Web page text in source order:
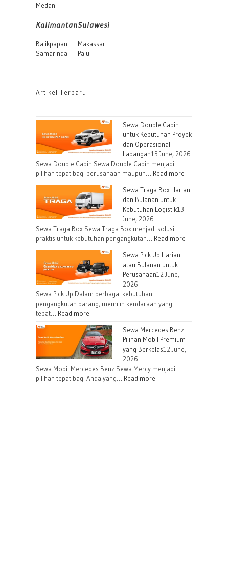
Medan
Kalimantan
Balikpapan
Samarinda
Sulawesi
Makassar
Palu
Artikel Terbaru
Sewa Double Cabin
untuk Kebutuhan Proyek
dan Operasional
Lapangan13 June, 2026
Sewa Double Cabin Sewa Double Cabin menjadi
pilihan tepat bagi perusahaan maupun… Read more
Sewa Traga Box Harian
dan Bulanan untuk
Kebutuhan Logistik13
June, 2026
Sewa Traga Box Sewa Traga Box menjadi solusi
praktis untuk kebutuhan pengangkutan… Read more
Sewa Pick Up Harian
atau Bulanan untuk
Perusahaan12 June,
2026
Sewa Pick Up Dalam berbagai kebutuhan
pengangkutan barang, memilih kendaraan yang
tepat… Read more
Sewa Mercedes Benz:
Pilihan Mobil Premium
yang Berkelas12 June,
2026
Sewa Mobil Mercedes Benz Sewa Mercy menjadi
pilihan tepat bagi Anda yang… Read more